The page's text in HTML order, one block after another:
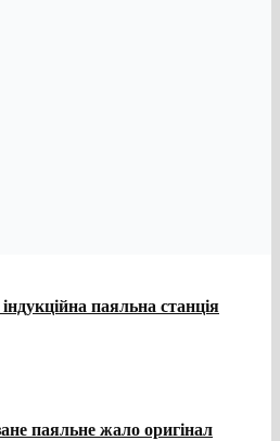
паяльна станція
паяльне жало оригінал